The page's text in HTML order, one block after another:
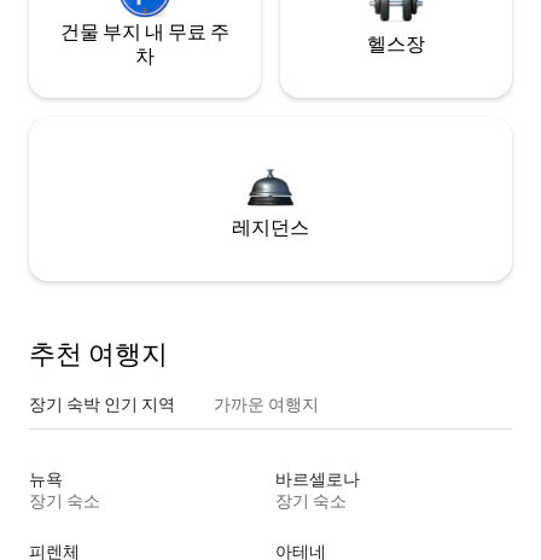
건물 부지 내 무료 주
차
헬스장
레지던스
추천 여행지
장기 숙박 인기 지역 가까운 여행지
뉴욕
장기 숙소
바르셀로나
장기 숙소
피렌체 아테네